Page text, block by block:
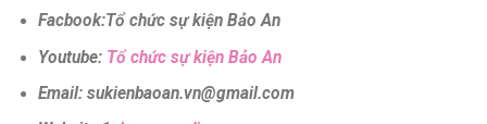
Facbook:Tổ chức sự kiện Bảo An
Youtube: Tổ chức sự kiện Bảo An
Email: sukienbaoan.vn@gmail.com